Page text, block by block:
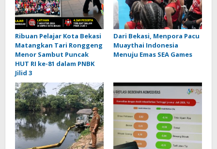
Ribuan Pelajar Kota Bekasi
Matangkan Tari Ronggeng
Menor Sambut Puncak
HUT RI ke-81 dalam PNBK
Jilid 3
Dari Bekasi, Menpora Pacu
Muaythai Indonesia
Menuju Emas SEA Games